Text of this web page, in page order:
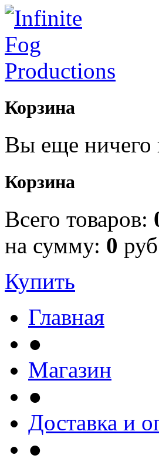
Корзина
Вы еще ничего
Корзина
Всего товаров:
на сумму: 0
Купить
Главная
●
Магазин
●
Доставка и
●